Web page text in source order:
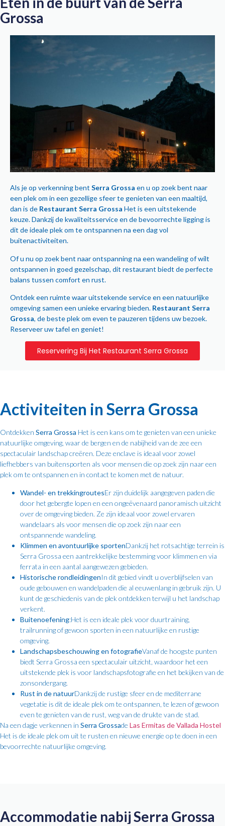
Grossa
Als je op verkenning bent Serra Grossa en u op zoek bent naar
een plek om in een gezellige sfeer te genieten van een maaltijd,
dan is de Restaurant Serra Grossa Het is een uitstekende
keuze. Dankzij de kwaliteitsservice en de bevoorrechte ligging is
dit de ideale plek om te ontspannen na een dag vol
buitenactiviteiten.
Of u nu op zoek bent naar ontspanning na een wandeling of wilt
ontspannen in goed gezelschap, dit restaurant biedt de perfecte
balans tussen comfort en rust.
Ontdek een ruimte waar uitstekende service en een natuurlijke
omgeving samen een unieke ervaring bieden. Restaurant Serra
Grossa, de beste plek om even te pauzeren tijdens uw bezoek.
Reserveer uw tafel en geniet!
Reservering Bij Het Restaurant Serra Grossa
Activiteiten in Serra Grossa
Ontdekken Serra Grossa Het is een kans om te genieten van een unieke
natuurlijke omgeving, waar de bergen en de nabijheid van de zee een
spectaculair landschap creëren. Deze enclave is ideaal voor zowel
liefhebbers van buitensporten als voor mensen die op zoek zijn naar een
plek om te ontspannen en in contact te komen met de natuur.
Wandel- en trekkingroutesEr zijn duidelijk aangegeven paden die
door het gebergte lopen en een ongeëvenaard panoramisch uitzicht
over de omgeving bieden. Ze zijn ideaal voor zowel ervaren
wandelaars als voor mensen die op zoek zijn naar een
ontspannende wandeling.
Klimmen en avontuurlijke sportenDankzij het rotsachtige terrein is
Serra Grossa een aantrekkelijke bestemming voor klimmen en via
ferrata in een aantal aangewezen gebieden.
Historische rondleidingenIn dit gebied vindt u overblijfselen van
oude gebouwen en wandelpaden die al eeuwenlang in gebruik zijn. U
kunt de geschiedenis van de plek ontdekken terwijl u het landschap
verkent.
Buitenoefening:Het is een ideale plek voor duurtraining,
trailrunning of gewoon sporten in een natuurlijke en rustige
omgeving.
Landschapsbeschouwing en fotografieVanaf de hoogste punten
biedt Serra Grossa een spectaculair uitzicht, waardoor het een
uitstekende plek is voor landschapsfotografie en het bekijken van de
zonsondergang.
Rust in de natuurDankzij de rustige sfeer en de mediterrane
vegetatie is dit de ideale plek om te ontspannen, te lezen of gewoon
even te genieten van de rust, weg van de drukte van de stad.
Na een dagje verkennen in Serra Grossade Las Ermitas de Vallada Hostel
Het is de ideale plek om uit te rusten en nieuwe energie op te doen in een
bevoorrechte natuurlijke omgeving.
Accommodatie nabij Serra Grossa